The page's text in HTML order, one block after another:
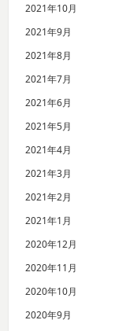
2021年10月
2021年9月
2021年8月
2021年7月
2021年6月
2021年5月
2021年4月
2021年3月
2021年2月
2021年1月
2020年12月
2020年11月
2020年10月
2020年9月